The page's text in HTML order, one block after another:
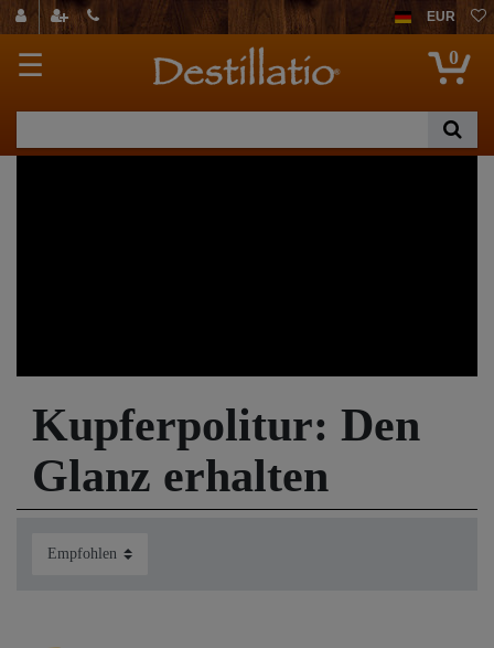
EUR
☰ 0
Kupferpolitur: Den
Glanz erhalten